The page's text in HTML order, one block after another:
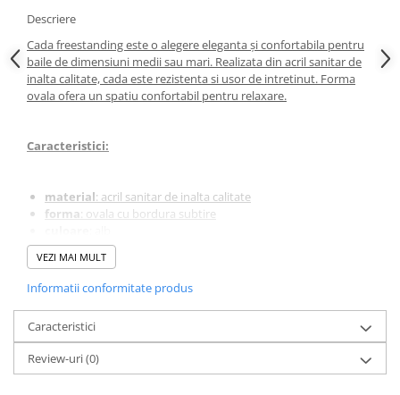
Descriere
Cada freestanding este o alegere eleganta și confortabila pentru
baile de dimensiuni medii sau mari. Realizata din acril sanitar de
inalta calitate, cada este rezistenta si usor de intretinut. Forma
ovala ofera un spatiu confortabil pentru relaxare.
Caracteristici:
material: acril sanitar de inalta calitate
forma: ovala cu bordura subtire
dimensiune: 150 x 75 x 58 cm (lungime x latime x inaltime)
cu picioare ascunse
ridicarea cazii cu cativa cm
sunt adesea denumite și "
insula", se pot monta in mijlocul incaperii dar si langa perete
suprafetele
rezistent si
culoarea si impiedica acumularea impuritatilor)
VEZI MAI MULT
Informatii conformitate produs
Caracteristici
Review-uri(0)